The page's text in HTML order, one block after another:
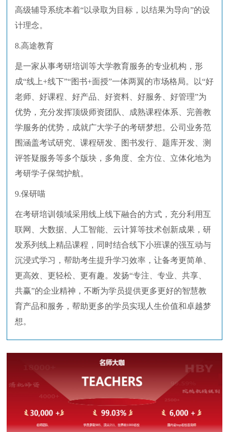
高级辅导系统本着“以录取为目标，以结果为导向”的设
计理念。
8.高途教育
是一家从事考研培训等大学教育服务的专业机构，形
成“线上+线下”“图书+面授”一体两翼的市场格局。以“好
老师、好课程、好产品、好资料、好服务、好管理”为
优势，充分发挥顶级师资团队、成熟课程体系、完善教
学服务的优势，成就广大学子的考研梦想。公司业务范
围涵盖考试研究、课程研发、图书发行、题库开发、测
评答疑服务等多个版块，多角度、全方位、立体化地为
考研学子保驾护航。
9.保研喵
在考研培训领域采用线上线下融合的方式，充分利用互
联网、大数据、人工智能、云计算等技术创新成果，研
发系列线上精品课程，同时结合线下小班课的强互动与
沉浸式学习，帮助考生提升学习效率，让备考更简单、
更高效、更轻松、更有趣。发扬“专注、专业、共享、
共赢”的企业精神，不断为学员提供更多更好的智慧教
育产品和服务，帮助更多的学员实现人生价值和卓越梦
想。